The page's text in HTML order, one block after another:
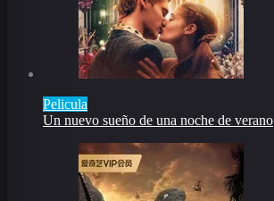
Pelicula
Un nuevo sueño de una noche de verano